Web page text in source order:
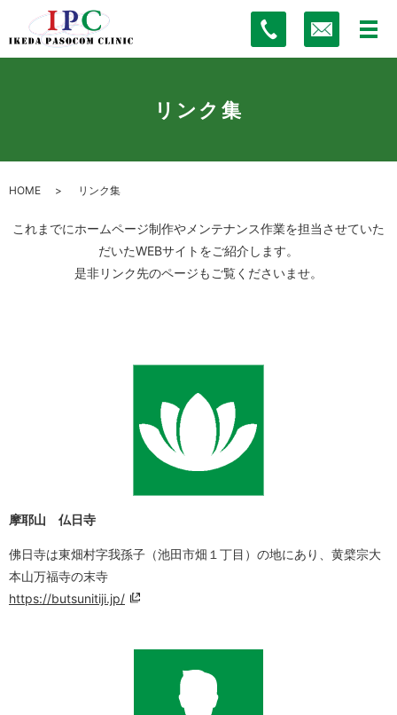
リンク集
HOME リンク集
これまでにホームページ制作やメンテナンス作業を担当させていた
だいたWEBサイトをご紹介します。
是非リンク先のページもご覧くださいませ。
摩耶山 仏日寺
佛日寺は東畑村字我孫子（池田市畑１丁目）の地にあり、黄檗宗大
本山万福寺の末寺
https://butsunitiji.jp/